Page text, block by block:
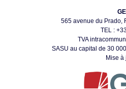
565 avenue du Prado,
TEL :
TVA
SASU au capital de 30
Mise